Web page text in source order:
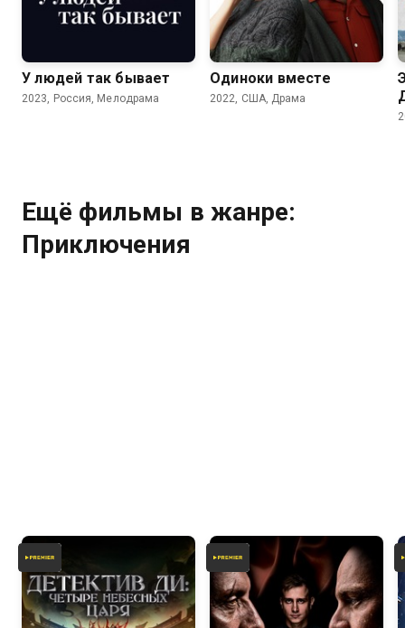
У людей так бывает
2023, Россия, Мелодрама
5.6 5.4
Одиноки вместе
2022, США, Драма
Ещё фильмы в жанре:
Приключения